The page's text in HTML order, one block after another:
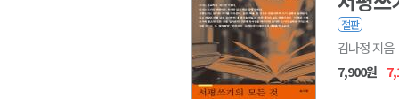
절판
김나정 지음
7,900원